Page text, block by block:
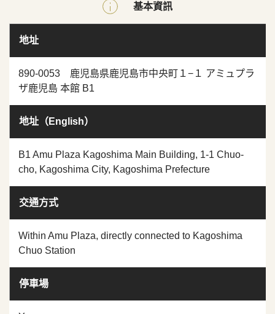
基本資訊
地址
890-0053 鹿児島県鹿児島市中央町１−１ アミュプラ
ザ鹿児島 本館 B1
地址（English）
B1 Amu Plaza Kagoshima Main Building, 1-1 Chuo-
cho, Kagoshima City, Kagoshima Prefecture
交通方式
Within Amu Plaza, directly connected to Kagoshima
Chuo Station
停車場